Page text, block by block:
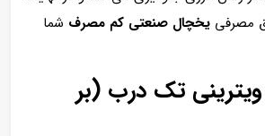
مصرفی یخچال صنعتی کم مصرف شما
تک درب (بر